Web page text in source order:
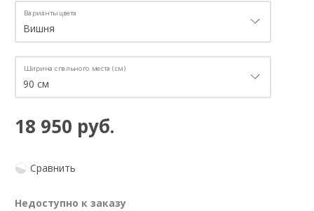
Варианты цвета
Ширина спального места (см)
18 950 руб.
Сравнить
Недоступно к заказу